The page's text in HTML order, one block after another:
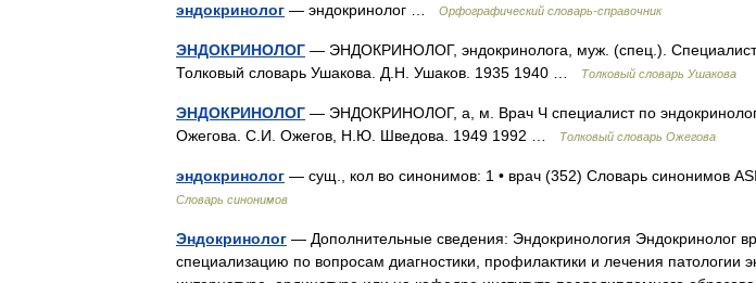
эндокринолог — эндокринолог … Орфографический словарь-справочник
ЭНДОКРИНОЛОГ — ЭНДОКРИНОЛОГ, эндокринолога, муж. (спец.). Специалист
Толковый словарь Ушакова. Д.Н. Ушаков. 1935 1940 …
Толковый словарь Ушакова
ЭНДОКРИНОЛОГ — ЭНДОКРИНОЛОГ, а, м. Врач Ч специалист по
Ожегова. С.И. Ожегов, Н.Ю. Шведова. 1949 1992 …
Толковый словарь Ожегова
эндокринолог — сущ., кол во синонимов: 1 • врач (352) Словарь синонимов
Словарь синонимов
Эндокринолог — Дополнительные сведения: Эндокринология Эндокринолог
специализацию по вопросам диагностики, профилактики и лечения патологии